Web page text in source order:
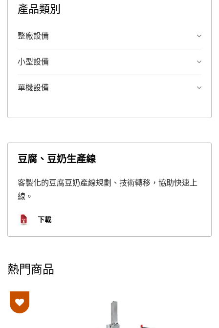
產品類別
整廠設備
小型設備
單機設備
豆腐、豆奶生產線
客製化的豆腐豆奶產線規劃、技術轉移，協助快速上
線。
下載
熱門商品